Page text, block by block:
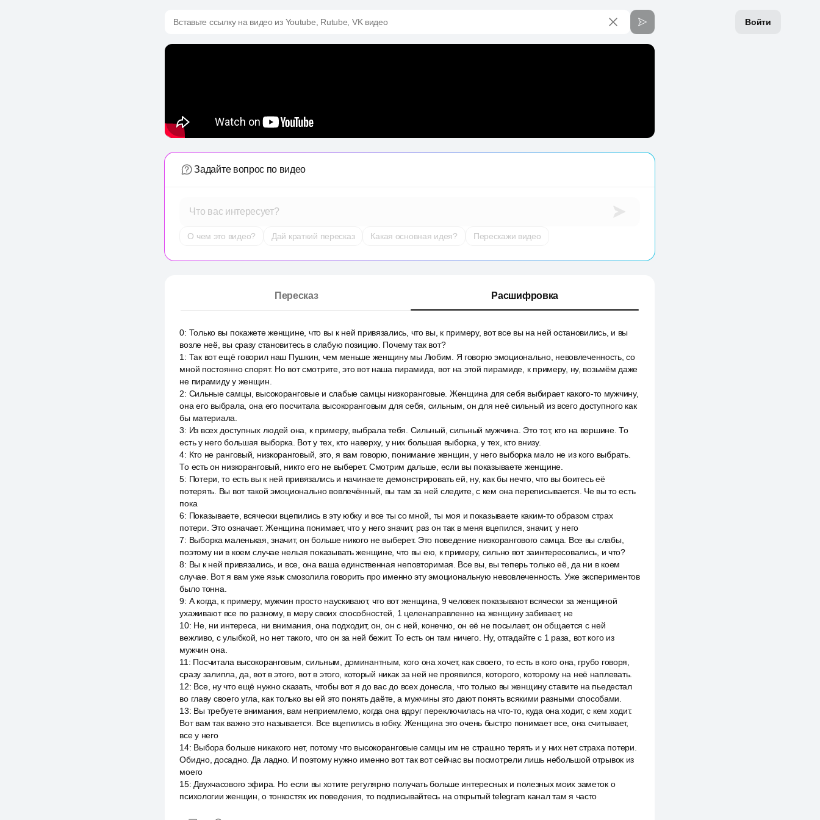
Войти
Вставьте ссылку на видео из Youtube, Rutube, VK видео
Задайте вопрос по видео
Что вас интересует?
О чем это видео? Дай краткий пересказ Какая основная идея? Перескажи видео
Пересказ Расшифровка
0: Только вы покажете женщине, что вы к ней привязались, что вы, к примеру, вот все вы на ней остановились, и вы
возле неё, вы сразу становитесь в слабую позицию. Почему так вот?
1 : Так вот ещё говорил наш Пушкин, чем меньше женщину мы Любим. Я говорю эмоционально, невовлеченность, со
мной постоянно спорят. Но вот смотрите, это вот наша пирамида, вот на этой пирамиде, к примеру, ну, возьмём даже
не пирамиду у женщин.
2: Сильные самцы, высокоранговые и слабые самцы низкоранговые. Женщина для себя выбирает какого-то мужчину,
она его выбрала, она его посчитала высокоранговым для себя, сильным, он для неё сильный из всего доступного как
бы материала.
3: Из всех доступных людей она, к примеру, выбрала тебя. Сильный, сильный мужчина. Это тот, кто на вершине. То
есть у него большая выборка. Вот у тех, кто наверху, у них большая выборка, у тех, кто внизу.
4: Кто не ранговый, низкоранговый, это, я вам говорю, понимание женщин, у него выборка мало не из кого выбрать.
То есть он низкоранговый, никто его не выберет. Смотрим дальше, если вы показываете женщине.
5: Потери, то есть вы к ней привязались и начинаете демонстрировать ей, ну, как бы нечто, что вы боитесь её
потерять. Вы вот такой эмоционально вовлечённый, вы там за ней следите, с кем она переписывается. Че вы то есть
пока
6: Показываете, всячески вцепились в эту юбку и все ты со мной, ты моя и показываете каким-то образом страх
потери. Это означает. Женщина понимает, что у него значит, раз он так в меня вцепился, значит, у него
7: Выборка маленькая, значит, он больше никого не выберет. Это поведение низкорангового самца. Все вы слабы,
поэтому ни в коем случае нельзя показывать женщине, что вы ею, к примеру, сильно вот заинтересовались, и что?
8: Вы к ней привязались, и все, она ваша единственная неповторимая. Все вы, вы теперь только её, да ни в коем
случае. Вот я вам уже язык смозолила говорить про именно эту эмоциональную невовлеченность. Уже экспериментов
было тонна.
9: А когда, к примеру, мужчин просто наускивают, что вот женщина, 9 человек показывают всячески за женщиной
ухаживают все по разному, в меру своих способностей, 1 целенаправленно на женщину забивает, не
10: Не, ни интереса, ни внимания, она подходит, он, он с ней, конечно, он её не посылает, он общается с ней
вежливо, с улыбкой, но нет такого, что он за ней бежит. То есть он там ничего. Ну, отгадайте с 1 раза, вот кого из
мужчин она.
11 : Посчитала высокоранговым, сильным, доминантным, кого она хочет, как своего, то есть в кого она, грубо говоря,
сразу залипла, да, вот в этого, вот в этого, который никак за ней не проявился, которого, которому на неё наплевать.
12: Все, ну что ещё нужно сказать, чтобы вот я до вас до всех донесла, что только вы женщину ставите на пьедестал
во главу своего угла, как только вы ей это понять даёте, а мужчины это дают понять всякими разными способами.
13: Вы требуете внимания, вам неприемлемо, когда она вдруг переключилась на что-то, куда она ходит, с кем ходит.
Вот вам так важно это называется. Все вцепились в юбку. Женщина это очень быстро понимает все, она считывает,
все у него
14: Выбора больше никакого нет, потому что высокоранговые самцы им не страшно терять и у них нет страха потери.
Обидно, досадно. Да ладно. И поэтому нужно именно вот так вот сейчас вы посмотрели лишь небольшой отрывок из
моего
15: Двухчасового эфира. Но если вы хотите регулярно получать больше интересных и полезных моих заметок о
психологии женщин, о тонкостях их поведения, то подписывайтесь на открытый telegram канал там я часто